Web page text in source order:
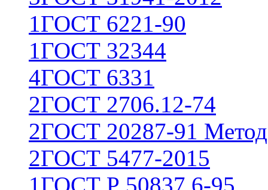
1ГОСТ 6221-90
1ГОСТ 32344
4ГОСТ 6331
2ГОСТ 2706.12-74
2ГОСТ 20287-91
2ГОСТ 5477-2015